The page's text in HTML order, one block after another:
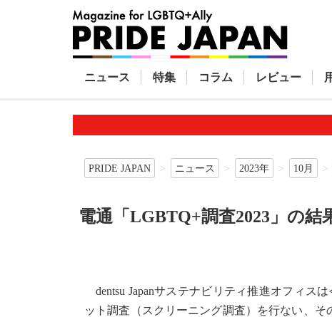
ニュース 特集 コラム レビュー
PRIDE JAPAN ニュース 2023年 10月
電通「LGBTQ+調査2023」の
dentsu Japanサステナビリティ推進オフィス
ット調査（スクリーニング調査）を行ない、そ